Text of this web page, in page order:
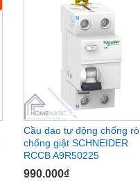
Cầu dao tự động chống rò
chống giật SCHNEIDER
RCCB A9R50225
990.000₫
990.000₫